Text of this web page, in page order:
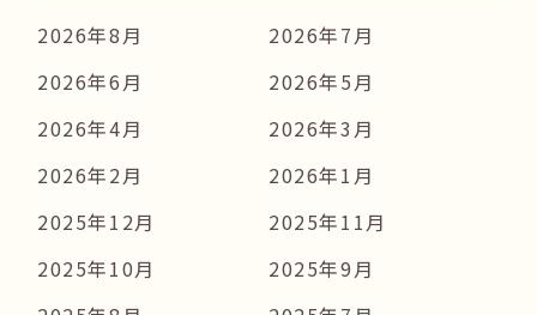
2026年8月
2026年7月
2026年6月
2026年5月
2026年4月
2026年3月
2026年2月
2026年1月
2025年12月
2025年11月
2025年10月
2025年9月